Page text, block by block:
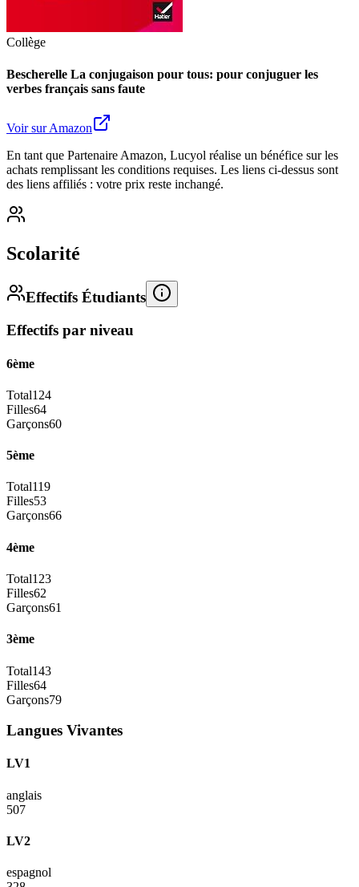
Collège
Bescherelle La conjugaison pour tous: pour conjuguer les
verbes français sans faute
Voir sur Amazon
En tant que Partenaire Amazon, Lucyol réalise un bénéfice sur les
achats remplissant les conditions requises. Les liens ci-dessus sont
des liens affiliés : votre prix reste inchangé.
Scolarité
Effectifs Étudiants
Effectifs par niveau
6ème
Total124
Filles64
Garçons60
5ème
Total119
Filles53
Garçons66
4ème
Total123
Filles62
Garçons61
3ème
Total143
Filles64
Garçons79
Langues Vivantes
LV1
anglais
507
LV2
espagnol